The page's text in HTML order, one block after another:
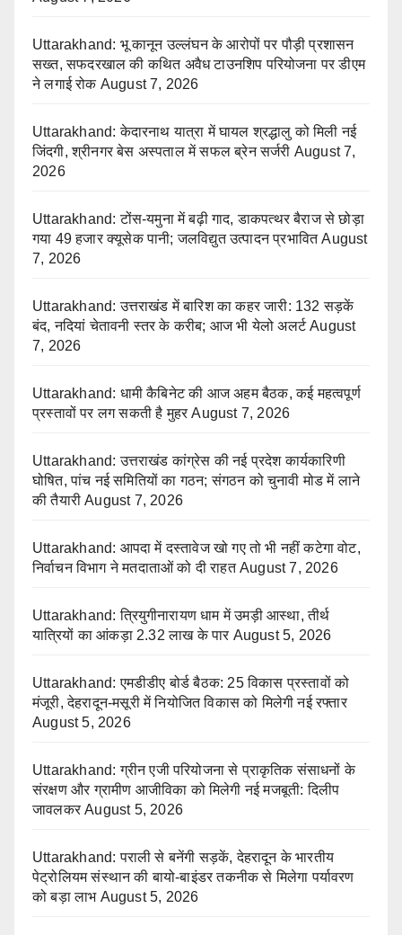
Uttarakhand: भू कानून उल्लंघन के आरोपों पर पौड़ी प्रशासन
सख्त, सफदरखाल की कथित अवैध टाउनशिप परियोजना पर डीएम
ने लगाई रोक August 7, 2026
Uttarakhand: केदारनाथ यात्रा में घायल श्रद्धालु को मिली नई
जिंदगी, श्रीनगर बेस अस्पताल में सफल ब्रेन सर्जरी August 7,
2026
Uttarakhand: टोंस-यमुना में बढ़ी गाद, डाकपत्थर बैराज से छोड़ा
गया 49 हजार क्यूसेक पानी; जलविद्युत उत्पादन प्रभावित August
7, 2026
Uttarakhand: उत्तराखंड में बारिश का कहर जारी: 132 सड़कें
बंद, नदियां चेतावनी स्तर के करीब; आज भी येलो अलर्ट August
7, 2026
Uttarakhand: धामी कैबिनेट की आज अहम बैठक, कई महत्वपूर्ण
प्रस्तावों पर लग सकती है मुहर August 7, 2026
Uttarakhand: उत्तराखंड कांग्रेस की नई प्रदेश कार्यकारिणी
घोषित, पांच नई समितियों का गठन; संगठन को चुनावी मोड में लाने
की तैयारी August 7, 2026
Uttarakhand: आपदा में दस्तावेज खो गए तो भी नहीं कटेगा वोट,
निर्वाचन विभाग ने मतदाताओं को दी राहत August 7, 2026
Uttarakhand: त्रियुगीनारायण धाम में उमड़ी आस्था, तीर्थ
यात्रियों का आंकड़ा 2.32 लाख के पार August 5, 2026
Uttarakhand: एमडीडीए बोर्ड बैठक: 25 विकास प्रस्तावों को
मंजूरी, देहरादून-मसूरी में नियोजित विकास को मिलेगी नई रफ्तार
August 5, 2026
Uttarakhand: ग्रीन एजी परियोजना से प्राकृतिक संसाधनों के
संरक्षण और ग्रामीण आजीविका को मिलेगी नई मजबूती: दिलीप
जावलकर August 5, 2026
Uttarakhand: पराली से बनेंगी सड़कें, देहरादून के भारतीय
पेट्रोलियम संस्थान की बायो-बाइंडर तकनीक से मिलेगा पर्यावरण
को बड़ा लाभ August 5, 2026